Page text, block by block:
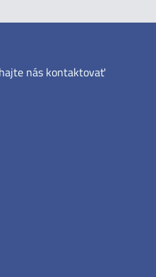
nás kontaktovať